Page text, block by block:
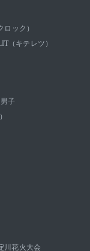
ック）
（キテレツ）
子
川花火大会